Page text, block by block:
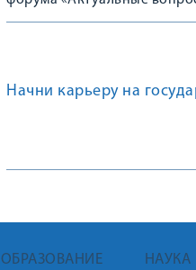
Начни карьеру на
ОБРАЗОВАНИЕ НАУКА